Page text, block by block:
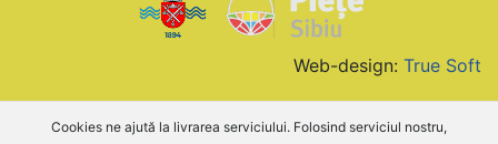
Web-design: True Soft
Cookies ne ajută la livrarea serviciului. Folosind serviciul nostru,